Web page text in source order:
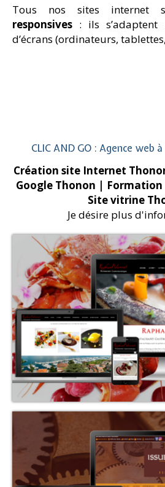
Tous nos sites internet
responsives : ils
d’écrans (ordinateurs,
CLIC AND GO : Agence web
Création site Internet
Google Thonon |
Site vitrine
Je désire plus